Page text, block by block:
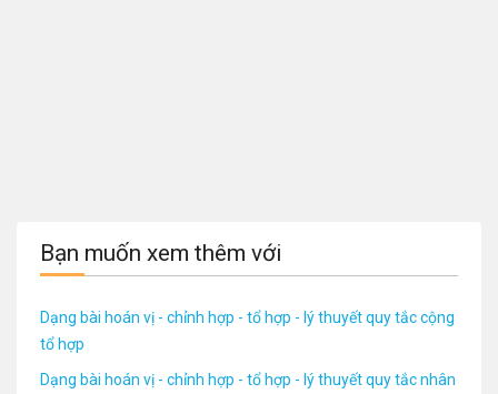
Bạn muốn xem thêm với
Dạng bài hoán vị - chỉnh hợp - tổ hợp - lý thuyết quy tắc cộng
tổ hợp
Dạng bài hoán vị - chỉnh hợp - tổ hợp - lý thuyết quy tắc nhân